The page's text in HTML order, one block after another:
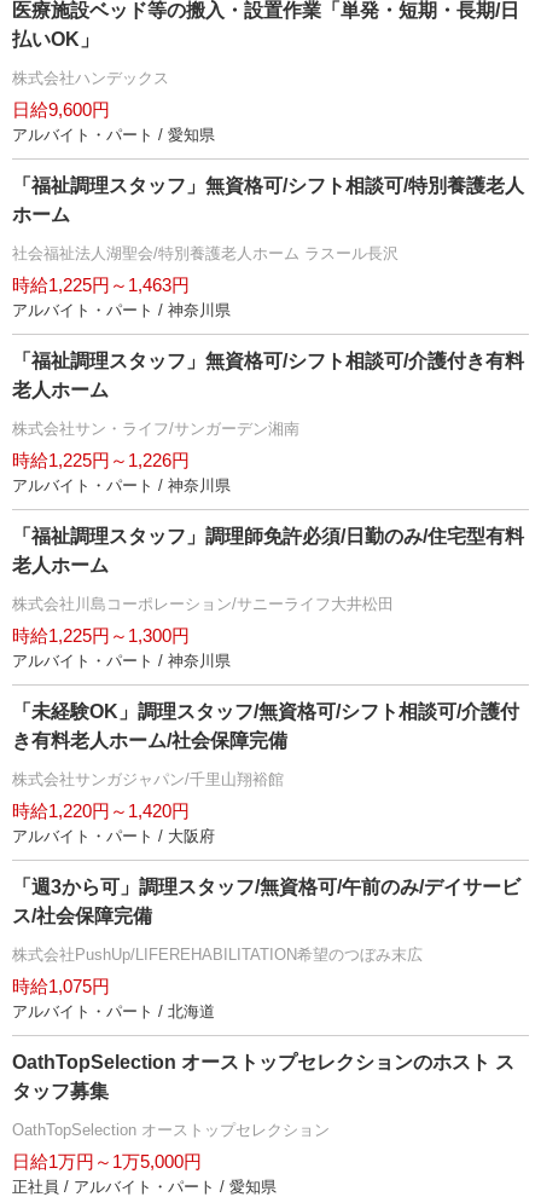
医療施設ベッド等の搬入・設置作業「単発・短期・長期/日
払いOK」
株式会社ハンデックス
日給9,600円
アルバイト・パート / 愛知県
「福祉調理スタッフ」無資格可/シフト相談可/特別養護老人
ホーム
社会福祉法人湖聖会/特別養護老人ホーム ラスール長沢
時給1,225円～1,463円
アルバイト・パート / 神奈川県
「福祉調理スタッフ」無資格可/シフト相談可/介護付き有料
老人ホーム
株式会社サン・ライフ/サンガーデン湘南
時給1,225円～1,226円
アルバイト・パート / 神奈川県
「福祉調理スタッフ」調理師免許必須/日勤のみ/住宅型有料
老人ホーム
株式会社川島コーポレーション/サニーライフ大井松田
時給1,225円～1,300円
アルバイト・パート / 神奈川県
「未経験OK」調理スタッフ/無資格可/シフト相談可/介護付
き有料老人ホーム/社会保障完備
株式会社サンガジャパン/千里山翔裕館
時給1,220円～1,420円
アルバイト・パート / 大阪府
「週3から可」調理スタッフ/無資格可/午前のみ/デイサービ
ス/社会保障完備
株式会社PushUp/LIFEREHABILITATION希望のつぼみ末広
時給1,075円
アルバイト・パート / 北海道
OathTopSelection オーストップセレクションのホスト ス
タッフ募集
OathTopSelection オーストップセレクション
日給1万円～1万5,000円
正社員 / アルバイト・パート / 愛知県